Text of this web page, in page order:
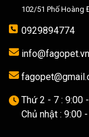
102/51 Phố Hoàng
0929894774
info@fagopet.vn
Thứ 2 - 7 : 9:00
Chủ nhật : 9:00